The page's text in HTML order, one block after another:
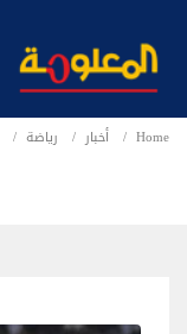
Home أخبار رياضة